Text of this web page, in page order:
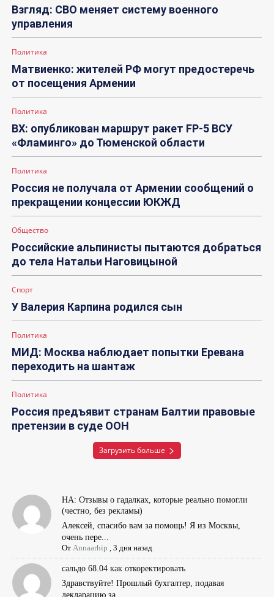
Взгляд: СВО меняет систему военного
управления
Политика
Матвиенко: жителей РФ могут предостеречь
от посещения Армении
Политика
ВХ: опубликован маршрут ракет FP-5 ВСУ
«Фламинго» до Тюменской области
Политика
Россия не получала от Армении сообщений о
прекращении концессии ЮКЖД
Общество
Российские альпинисты пытаются добраться
до тела Натальи Наговицыной
Спорт
У Валерия Карпина родился сын
Политика
МИД: Москва наблюдает попытки Еревана
переходить на шантаж
Политика
Россия предъявит странам Балтии правовые
претензии в суде ООН
Загрузить больше
НА: Отзывы о гадалках, которые реально помогли
(честно, без рекламы)
Алексей, спасибо вам за помощь! Я из Москвы,
очень пере...
От Annaarhip ,3 дня назад
сальдо 68.04 как откоректировать
Здравствуйте! Прошлый бухгалтер, подавая
декларацию за ...